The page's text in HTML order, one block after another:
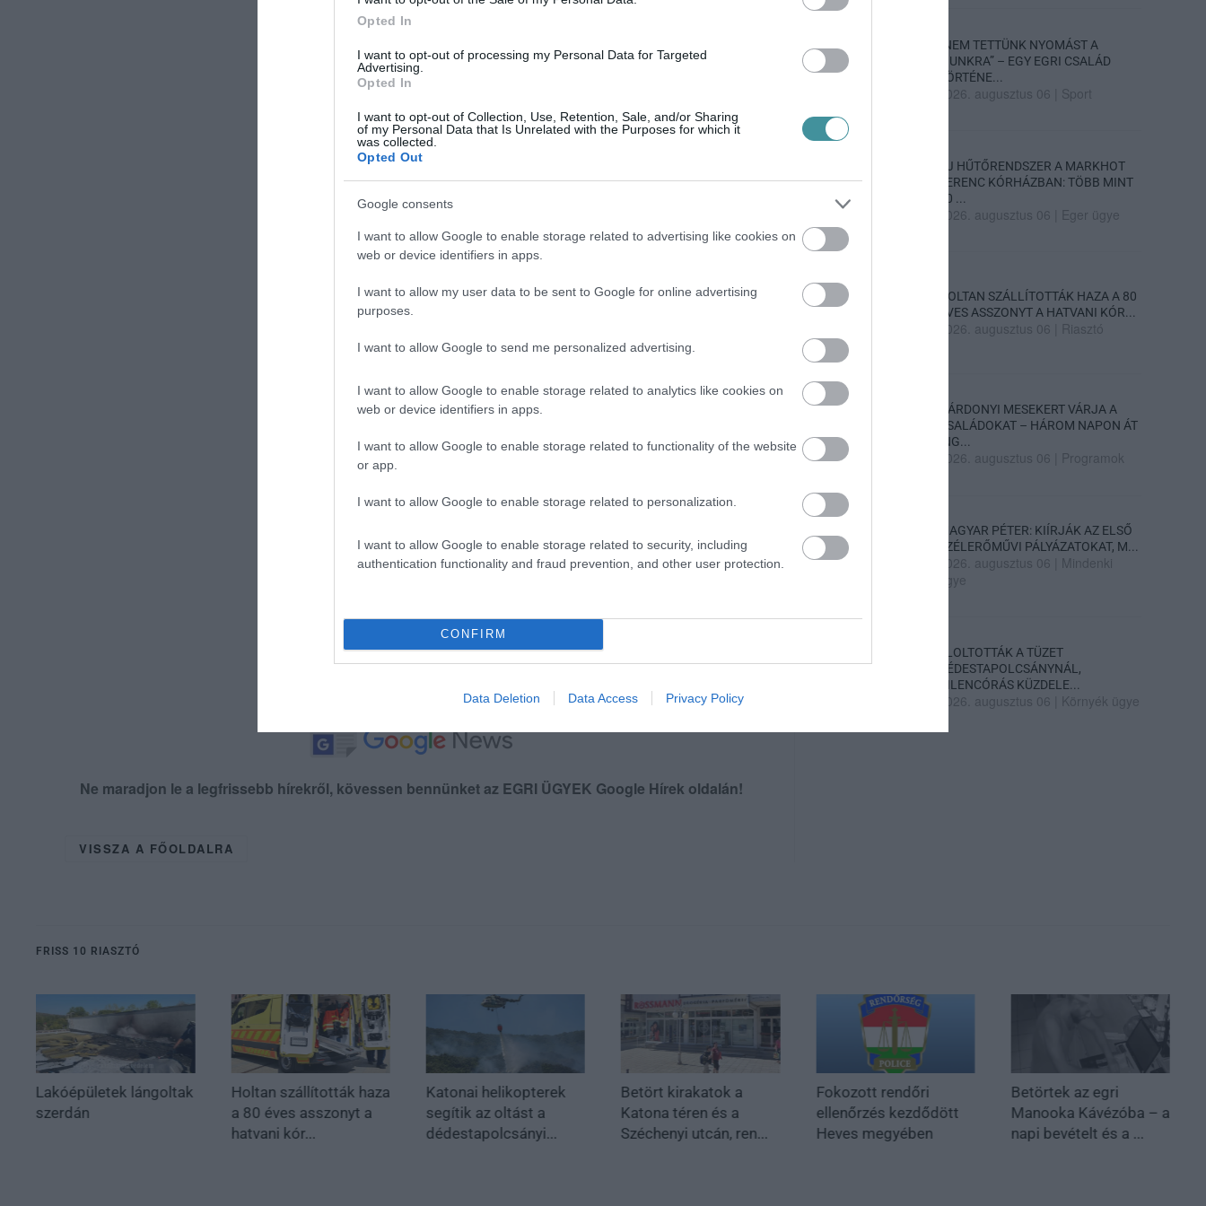
Opted In
I want to opt-out of processing my Personal Data for Targeted
Advertising.
Opted In
I want to opt-out of Collection, Use, Retention, Sale, and/or Sharing
of my Personal Data that Is Unrelated with the Purposes for which it
was collected.
Opted Out
Google consents
I want to allow Google to enable storage related to advertising like cookies on
web or device identifiers in apps.
I want to allow my user data to be sent to Google for online advertising
purposes.
I want to allow Google to send me personalized advertising.
I want to allow Google to enable storage related to analytics like cookies on
web or device identifiers in apps.
I want to allow Google to enable storage related to functionality of the website
or app.
I want to allow Google to enable storage related to personalization.
I want to allow Google to enable storage related to security, including
authentication functionality and fraud prevention, and other user protection.
CONFIRM
Data Deletion Data Access Privacy Policy
Ne maradjon le a legfrissebb hírekről, kövessen bennünket az EGRI ÜGYEK Google Hírek oldalán!
VISSZA A FŐOLDALRA
„NEM TETTÜNK NYOMÁST A
FIUNKRA” – EGY EGRI CSALÁD
TÖRTÉNE...
2026. augusztus 06 Sport
ÚJ HŰTŐRENDSZER A MARKHOT
FERENC KÓRHÁZBAN: TÖBB MINT
70 ...
2026. augusztus 06 Eger ügye
HOLTAN SZÁLLÍTOTTÁK HAZA A 80
ÉVES ASSZONYT A HATVANI KÓR...
2026. augusztus 06 Riasztó
GÁRDONYI MESEKERT VÁRJA A
CSALÁDOKAT – HÁROM NAPON ÁT
ING...
2026. augusztus 06 Programok
MAGYAR PÉTER: KIÍRJÁK AZ ELSŐ
SZÉLERŐMŰVI PÁLYÁZATOKAT, M...
2026. augusztus 06
Mindenki
ügye
ELOLTOTTÁK A TÜZET
DÉDESTAPOLCSÁNYNÁL,
KILENCÓRÁS KÜZDELE...
2026. augusztus 06 Környék ügye
FRISS 10 RIASZTÓ
Lakóépületek lángoltak
szerdán
Holtan szállították haza
a 80 éves asszonyt a
hatvani kór...
Katonai helikopterek
segítik az oltást a
dédestapolcsányi...
Betört kirakatok a
Katona téren és a
Széchenyi utcán, ren...
Fokozott rendőri
ellenőrzés kezdődött
Heves megyében
Betörtek az egri
Manooka Kávézóba – a
napi bevételt és a ...